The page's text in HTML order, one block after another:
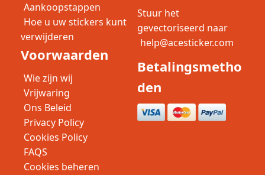
Aankoopstappen
Hoe u uw stickers kunt
verwijderen
Voorwaarden
Wie zijn wij
Vrijwaring
Ons Beleid
Privacy Policy
Cookies Policy
FAQS
Cookies beheren
Stuur het
gevectoriseerd naar
help@acesticker.com
Betalingsmetho
den